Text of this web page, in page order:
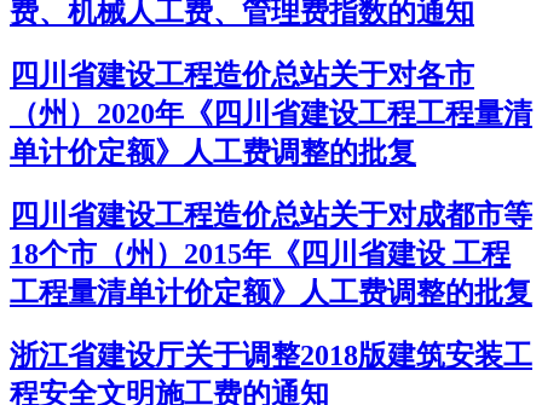
费、机械人工费、管理费指数的通知
四川省建设工程造价总站关于对各市
（州）2020年《四川省建设工程工程量清
单计价定额》人工费调整的批复
四川省建设工程造价总站关于对成都市等
18个市（州）2015年《四川省建设 工程
工程量清单计价定额》人工费调整的批复
浙江省建设厅关于调整2018版建筑安装工
程安全文明施工费的通知